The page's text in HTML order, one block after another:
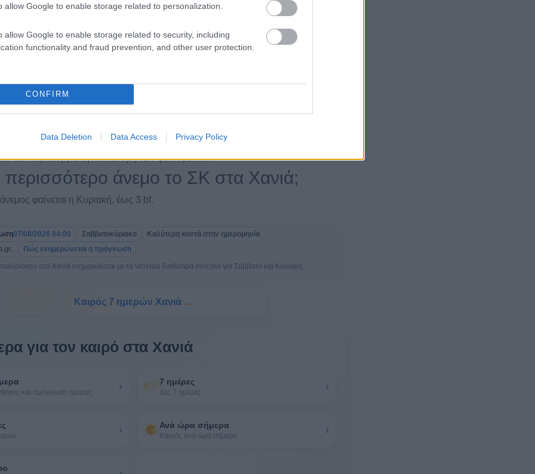
allow Google to enable storage related to personalization.
allow Google to enable storage related to security, including
functionality and fraud prevention, and other user protection.
CONFIRM
Data Deletion Data Access Privacy Policy
για τον καιρό Σαββατοκύριακο στα Χανιά
θα κάνει το Σαββατοκύριακο στα Χανιά;
στα Χανιά η θερμοκρασία κυμαίνεται περίπου από 23° έως 32°. Το Σάββατο η
φαίνεται καλύτερη για το ΣΚ στα Χανιά;
το Σάββατο, με έως 32° και άνεμος 2 bf.
και Κυριακή για την κατανομή των φαινομένων.
περισσότερο άνεμο το ΣΚ στα Χανιά;
φαίνεται η Κυριακή, έως 3 bf.
07/08/2026 04:00 Σαββατοκύριακο Καλύτερη κοντά στην ημερομηνία
Πώς ενημερώνεται η πρόγνωση
στα Χανιά ενημερώνεται με τα νεότερα διαθέσιμα στοιχεία για Σάββατο και Κυριακή.
Καιρός 7 ημερών Χανιά →
για τον καιρό στα Χανιά
και πρόγνωση ημέρας › 7 ημέρες
Δες 7 ημέρες ›
› Ανά ώρα σήμερα
Καιρός ανά ώρα σήμερα ›